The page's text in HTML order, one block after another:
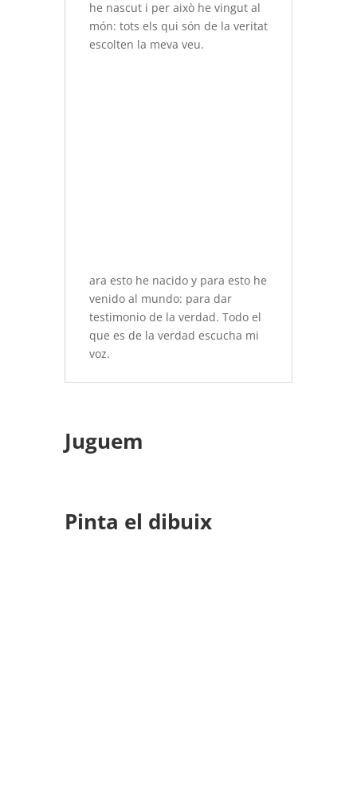
he nascut i per això he vingut al
món: tots els qui són de la veritat
escolten la meva veu.
ara esto he nacido y para esto he
venido al mundo: para dar
testimonio de la verdad. Todo el
que es de la verdad escucha mi
voz.
Juguem
Pinta el dibuix